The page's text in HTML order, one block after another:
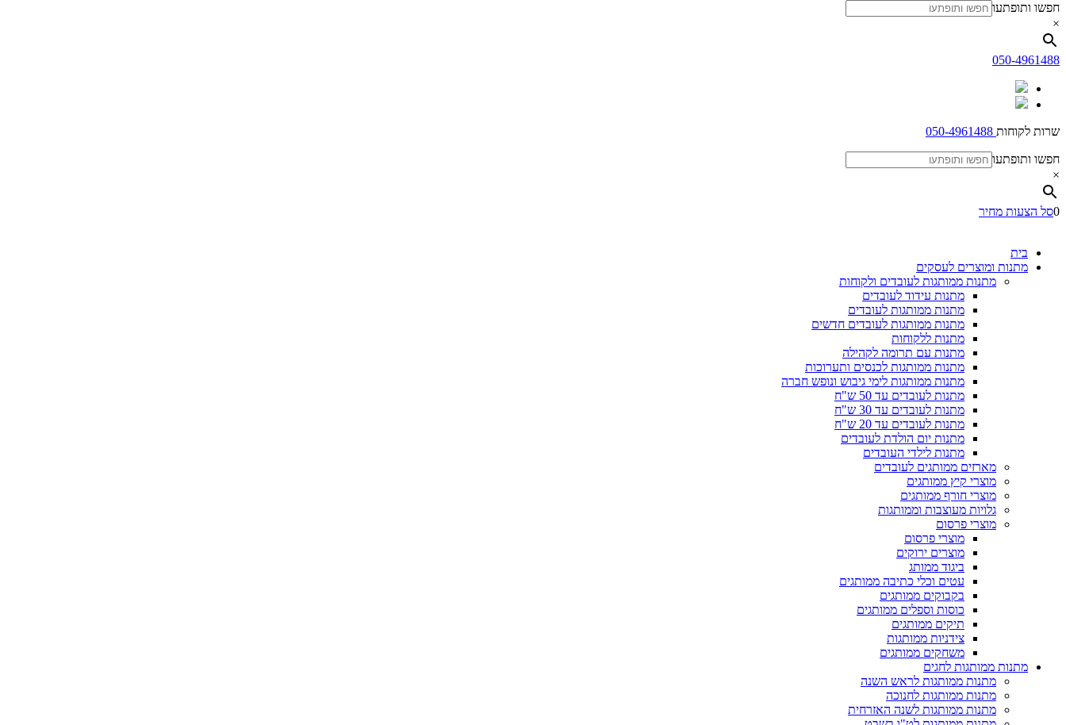
חפשו ותופתעו
×
050-4961488
שרות לקוחות
חפשו ותופתעו
×
0סל הצעות מחיר
בית
מתנות ומוצרים לעסקים
מתנות ממותגות לעובדים ולקוחות
מתנות עידוד לעובדים
מתנות ממותגות לעובדים
מתנות ממותגות לעובדים חדשים
מתנות ללקוחות
מתנות עם תרומה לקהילה
מתנות ממותגות לכנסים ותערוכות
מתנות ממותגות לימי גיבוש ונופש חברה
מתנות לעובדים עד 50 ש"ח
מתנות לעובדים עד 30 ש"ח
מתנות לעובדים עד 20 ש"ח
מתנות יום הולדת לעובדים
מתנות לילדי העובדים
מארזים ממותגים לעובדים
מוצרי קיץ ממותגים
מוצרי חורף ממותגים
גלויות מעוצבות וממותגות
מוצרי פרסום
מוצרי פרסום
מוצרים ירוקים
ביגוד ממותג
עטים וכלי כתיבה ממותגים
בקבוקים ממותגים
כוסות וספלים ממותגים
תיקים ממותגים
צידניות ממותגות
משחקים ממותגים
מתנות ממותגות לחגים
מתנות ממותגות לראש השנה
מתנות ממותגות לחנוכה
מתנות ממותגות לשנה האזרחית